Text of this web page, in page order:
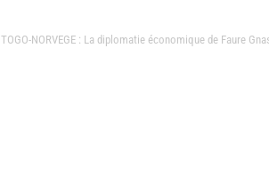
TOGO-NORVEGE : La diplomatie économique de Faure